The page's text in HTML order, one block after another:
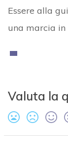
Essere alla
una marcia
Valuta la